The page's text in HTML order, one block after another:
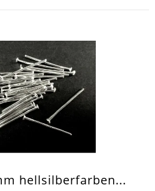
hellsilberfarben...